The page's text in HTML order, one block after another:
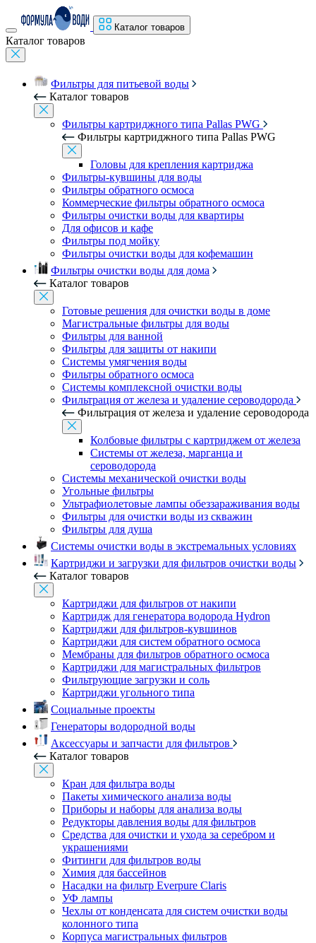
Каталог товаров
Каталог товаров
Фильтры для питьевой воды
Каталог товаров
Фильтры картриджного типа Pallas PWG
Фильтры картриджного типа Pallas PWG
Головы для крепления картриджа
Фильтры-кувшины для воды
Фильтры обратного осмоса
Коммерческие фильтры обратного осмоса
Фильтры очистки воды для квартиры
Для офисов и кафе
Фильтры под мойку
Фильтры очистки воды для кофемашин
Фильтры очистки воды для дома
Каталог товаров
Готовые решения для очистки воды в доме
Магистральные фильтры для воды
Фильтры для ванной
Фильтры для защиты от накипи
Системы умягчения воды
Фильтры обратного осмоса
Системы комплексной очистки воды
Фильтрация от железа и удаление сероводорода
Фильтрация от железа и удаление сероводорода
Колбовые фильтры с картриджем от железа
Системы от железа, марганца и
сероводорода
Системы механической очистки воды
Угольные фильтры
Ультрафиолетовые лампы обеззараживания воды
Фильтры для очистки воды из скважин
Фильтры для душа
Системы очистки воды в экстремальных условиях
Картриджи и загрузки для фильтров очистки воды
Каталог товаров
Картриджи для фильтров от накипи
Картридж для генератора водорода Hydron
Картриджи для фильтров-кувшинов
Картриджи для систем обратного осмоса
Мембраны для фильтров обратного осмоса
Картриджи для магистральных фильтров
Фильтрующие загрузки и соль
Картриджи угольного типа
Социальные проекты
Генераторы водородной воды
Аксессуары и запчасти для фильтров
Каталог товаров
Кран для фильтра воды
Пакеты химического анализа воды
Приборы и наборы для анализа воды
Редукторы давления воды для фильтров
Средства для очистки и ухода за серебром и
украшениями
Фитинги для фильтров воды
Химия для бассейнов
Насадки на фильтр Everpure Claris
УФ лампы
Чехлы от конденсата для систем очистки воды
колонного типа
Корпуса магистральных фильтров